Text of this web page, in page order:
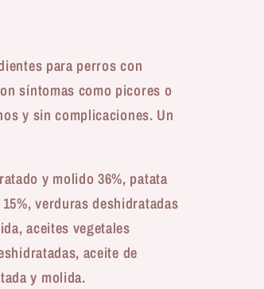
para perros con
síntomas como picores o
y sin complicaciones. Un
y molido 36%, patata
verduras deshidratadas
aceites vegetales
aceite de
y molida.